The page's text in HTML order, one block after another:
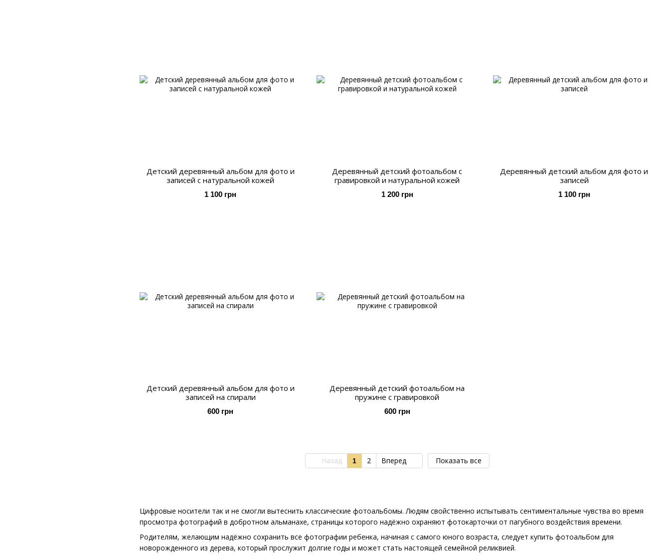
Цифровые носители так и не смогли вытеснить классические фотоальбомы. Людям свойственно испытывать сентиментальные чувства во время
просмотра фотографий в добротном альманахе, страницы которого надёжно охраняют фотокарточки от пагубного воздействия времени.
Родителям, желающим надёжно сохранить все фотографии ребенка, начиная с самого юного возраста, следует купить фотоальбом для
новорожденного из дерева, который прослужит долгие годы и может стать настоящей семейной реликвией.
Детский деревянный альбом для фото и
записей с натуральной кожей
1 100 грн
Деревянный детский фотоальбом с
гравировкой и натуральной кожей
1 200 грн
Деревянный детский альбом для фото и
записей
1 100 грн
Детский деревянный альбом для фото и
записей на спирали
600 грн
Деревянный детский фотоальбом на
пружине с гравировкой
600 грн
Назад 1 2 Вперед Показать все